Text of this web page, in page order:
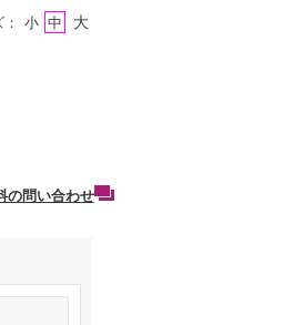
の問い合わせ
小 中 大